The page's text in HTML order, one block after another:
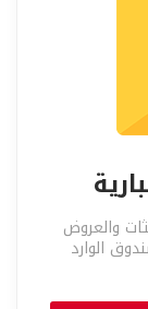
والعروض
الوارد